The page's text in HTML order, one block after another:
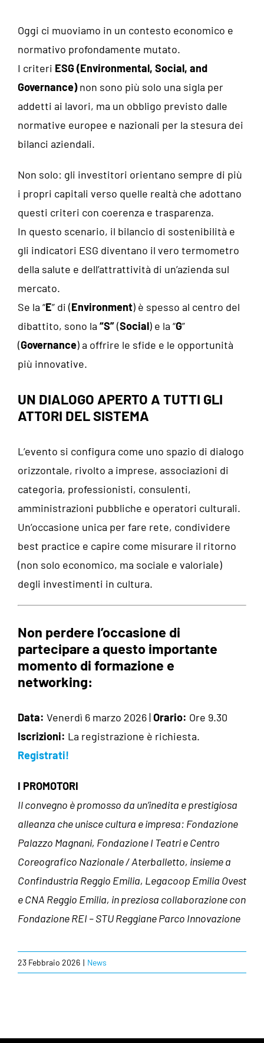
Oggi ci muoviamo in un contesto economico e
normativo profondamente mutato.
I criteri ESG (Environmental, Social, and
Governance)non sono più solo una sigla per
addetti ai lavori, ma un obbligo previsto dalle
normative europee e nazionali per la stesura dei
bilanci aziendali.
Non solo: gli investitori orientano sempre di più
i propri capitali verso quelle realtà che adottano
questi criteri con coerenza e trasparenza.
In questo scenario, il bilancio di sostenibilità e
gli indicatori ESG diventano il vero termometro
della salute e dell’attrattività di un’azienda sul
mercato.
Se la “E” di (Environment) è spesso al centro del
dibattito, sono la “S”(Social) e la “G”
(Governance) a offrire le sfide e le opportunità
più innovative.
UN DIALOGO APERTO A TUTTI GLI
ATTORI DEL SISTEMA
L’evento si configura come uno spazio di dialogo
orizzontale, rivolto a imprese, associazioni di
categoria, professionisti, consulenti,
amministrazioni pubbliche e operatori culturali.
Un’occasione unica per fare rete, condividere
best practice e capire come misurare il ritorno
(non solo economico, ma sociale e valoriale)
degli investimenti in cultura.
Non perdere l’occasione di
partecipare a questo importante
momento di formazione e
networking:
Data: Venerdì 6 marzo 2026 |Orario: Ore 9.30
Iscrizioni: La registrazione è richiesta.
Registrati!
I PROMOTORI
Il convegno è promosso da un’inedita e prestigiosa
alleanza che unisce cultura e impresa: Fondazione
Palazzo Magnani, Fondazione I Teatri e Centro
Coreografico Nazionale / Aterballetto, insieme a
Confindustria Reggio Emilia, Legacoop Emilia Ovest
e CNA Reggio Emilia, in preziosa collaborazione con
Fondazione REI – STU Reggiane Parco Innovazione
23 Febbraio 2026 | News